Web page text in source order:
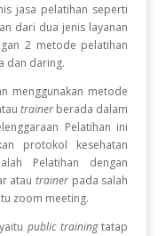
jasa pelatihan seperti
dari dua jenis layanan
2 metode pelatihan
dan daring.
menggunakan metode
trainer berada dalam
Pelatihan ini
protokol kesehatan
Pelatihan dengan
atautrainer pada salah
zoom meeting.
public trainingtatap